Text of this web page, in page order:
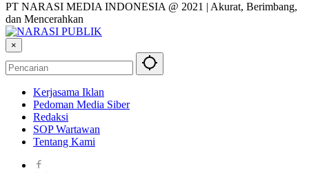
PT NARASI MEDIA INDONESIA @ 2021 | Akurat, Berimbang,
dan Mencerahkan
×
Kerjasama Iklan
Pedoman Media Siber
Redaksi
SOP Wartawan
Tentang Kami